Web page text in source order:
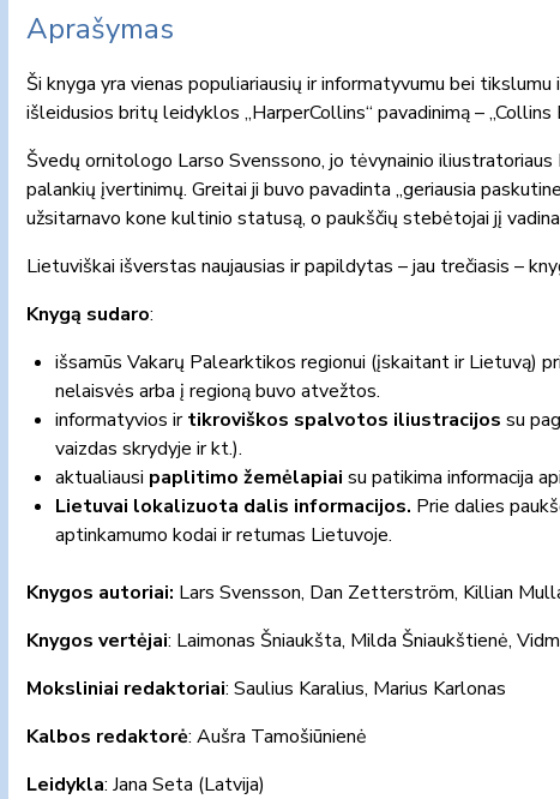
Aprašymas
Ši knyga yra vienas populiariausių ir informatyvumu bei
išleidusios britų leidyklos „HarperCollins“ pavadinimą – „Collins
Švedų ornitologo Larso Svenssono, jo tėvynainio
palankių įvertinimų. Greitai ji buvo pavadinta „geriausia
užsitarnavo kone kultinio statusą, o paukščių stebėtojai jį
Lietuviškai išverstas naujausias ir papildytas – jau trečiasis –
Knygą sudaro:
išsamūs Vakarų Palearktikos regionui (įskaitant ir Lietuvą)
nelaisvės arba į regioną buvo atvežtos.
informatyvios irtikroviškos spalvotos iliustracijos su
vaizdas skrydyje ir kt.).
aktualiausi paplitimo žemėlapiai su patikima informacija
Lietuvai lokalizuota dalis informacijos. Prie dalies
aptinkamumo kodai ir retumas Lietuvoje.
Knygos autoriai: Lars Svensson, Dan Zetterström, Killian
Knygos vertėjai: Laimonas Šniaukšta, Milda Šniaukštienė,
Moksliniai redaktoriai: Saulius Karalius, Marius Karlonas
Kalbos redaktorė: Aušra Tamošiūnienė
Leidykla: Jana Seta (Latvija)